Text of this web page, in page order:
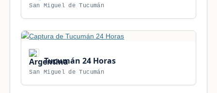
San Miguel de Tucumán
Tucumán 24 Horas
San Miguel de Tucumán